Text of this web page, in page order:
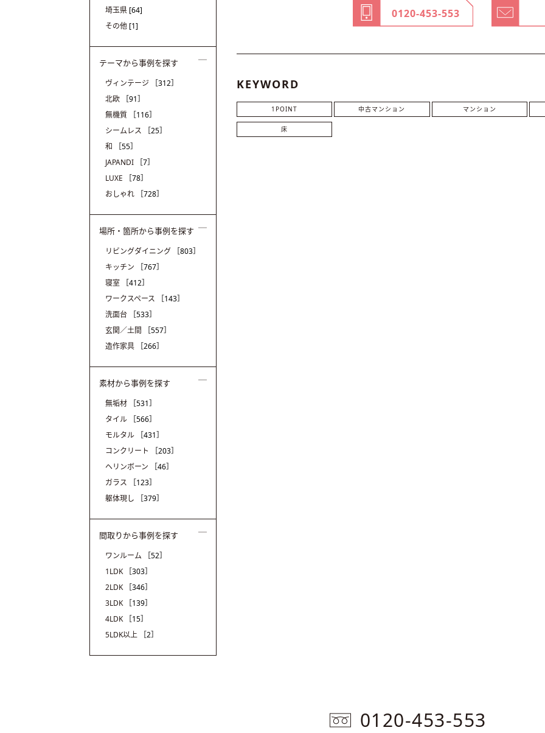
0120-453-553
KEYWORD
1POINT 中古マンション マンション
床
埼玉県 [64]
その他 [1]
テーマから事例を探す
ヴィンテージ
［312］
北欧
［91］
無機質
［116］
シームレス
［25］
和
［55］
JAPANDI
［7］
LUXE
［78］
おしゃれ
［728］
場所・箇所から事例を探す
リビングダイニング
［803］
キッチン
［767］
寝室
［412］
ワークスペース
［143］
洗面台
［533］
玄関／土間
［557］
造作家具
［266］
素材から事例を探す
無垢材
［531］
タイル
［566］
モルタル
［431］
コンクリート
［203］
ヘリンボーン
［46］
ガラス
［123］
躯体現し
［379］
間取りから事例を探す
ワンルーム
［52］
1LDK
［303］
2LDK
［346］
3LDK
［139］
4LDK
［15］
5LDK以上
［2］
0120-453-553